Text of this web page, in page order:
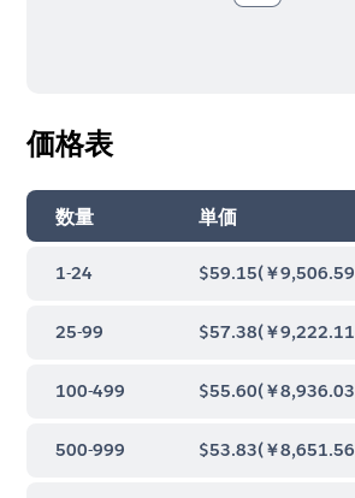
価格表
数量 単価
1-24 $59.15(￥9,506.59
25-99 $57.38(￥9,222.11
100-499 $55.60(￥8,936.03
500-999 $53.83(￥8,651.56